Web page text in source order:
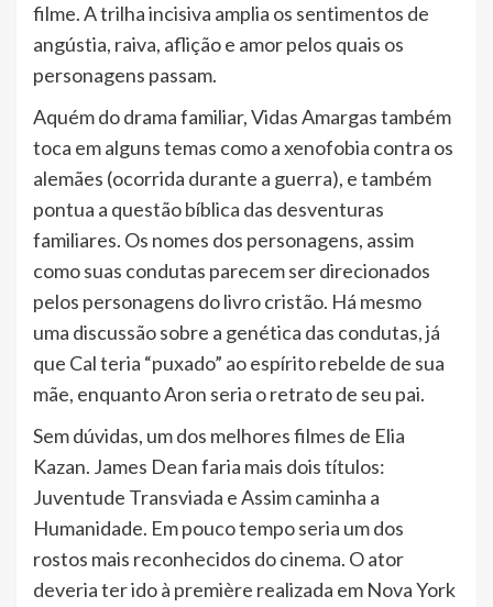
filme. A trilha incisiva amplia os sentimentos de
angústia, raiva, aflição e amor pelos quais os
personagens passam.
Aquém do drama familiar, Vidas Amargas também
toca em alguns temas como a xenofobia contra os
alemães (ocorrida durante a guerra), e também
pontua a questão bíblica das desventuras
familiares. Os nomes dos personagens, assim
como suas condutas parecem ser direcionados
pelos personagens do livro cristão. Há mesmo
uma discussão sobre a genética das condutas, já
que Cal teria “puxado” ao espírito rebelde de sua
mãe, enquanto Aron seria o retrato de seu pai.
Sem dúvidas, um dos melhores filmes de Elia
Kazan. James Dean faria mais dois títulos:
Juventude Transviada e Assim caminha a
Humanidade. Em pouco tempo seria um dos
rostos mais reconhecidos do cinema. O ator
deveria ter ido à première realizada em Nova York